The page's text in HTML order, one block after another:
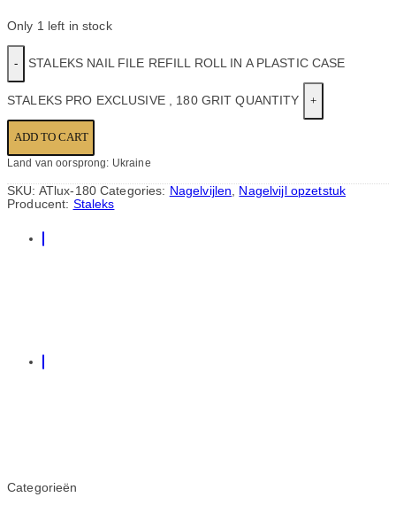
Only 1 left in stock
STALEKS NAIL FILE REFILL ROLL IN A PLASTIC CASE
STALEKS PRO EXCLUSIVE , 180 GRIT QUANTITY
ADD TO CART
Land van oorsprong: Ukraine
SKU: ATlux-180 Categories: Nagelvijlen
Nagelvijl opzetstuk
Producent: Staleks
Categorieën